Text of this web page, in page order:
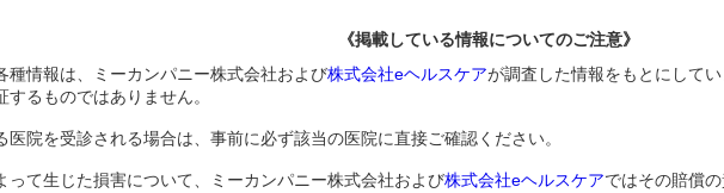
《掲載している情報についてのご注意》
種情報は、ミーカンパニー株式会社および株式会社eヘルスケアが調査した情報をもとにして
するものではありません。
医院を受診される場合は、事前に必ず該当の医院に直接ご確認ください。
って生じた損害について、ミーカンパニー株式会社および株式会社eヘルスケアではその賠償